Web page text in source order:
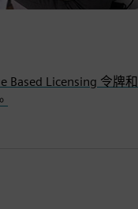
Based Licensing 令牌和